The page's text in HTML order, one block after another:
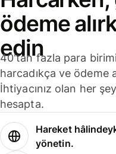
ödeme
edin
40'tan fazla para
harcadıkça ve ödeme
İhtiyacınız olan her
hesapta.
Hareket
yönetin.